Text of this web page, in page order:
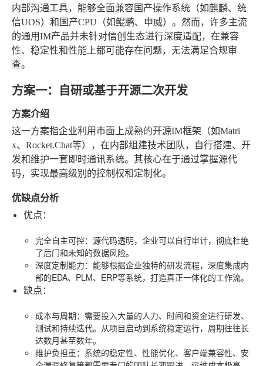
内部沟通工具，能够全面兼容国产操作系统（如麒麟、统
信UOS）和国产CPU（如鲲鹏、申威）。然而，许多主流
的通用IM产品并未针对信创生态进行深度适配，在兼容
性、稳定性和性能上都可能存在问题，无法满足合规审
查。
方案一：自研或基于开源二次开发
方案介绍
这一方案指企业利用市面上成熟的开源IM框架（如Matri
x、Rocket.Chat等），在内部组建技术团队，自行搭建、开
发和维护一套即时通讯系统。其核心在于通过掌握源代
码，实现最高级别的控制权和定制化。
优缺点分析
优点 ：
完全自主可控：源代码透明，企业可以自行审计，彻底杜绝
了后门和未知的数据风险。
深度定制能力：能够根据企业独特的研发流程，深度集成内
部的EDA、PLM、ERP等系统，打造真正一体化的工作流。
缺点 ：
成本与周期：需要投入大量的人力、时间和资金进行研发、
测试和持续迭代。从项目启动到系统稳定运行，周期往往长
达数月甚至数年。
维护负担重：系统的稳定性、性能优化、客户端兼容性、安